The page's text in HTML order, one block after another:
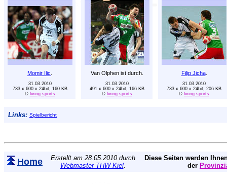
Momir Ilic Van Olphen ist durch. Filip Jicha.
31.03.2010
733 x 600 x 24bit, 160 KB
© living sports
31.03.2010
491 x 600 x 24bit, 166 KB
© living sports
31.03.2010
733 x 600 x 24bit, 206 KB
© living sports
Links: Spielbericht
Home
Erstellt am 28.05.2010 durch
Webmaster THW Kiel.
Diese Seiten werden
der